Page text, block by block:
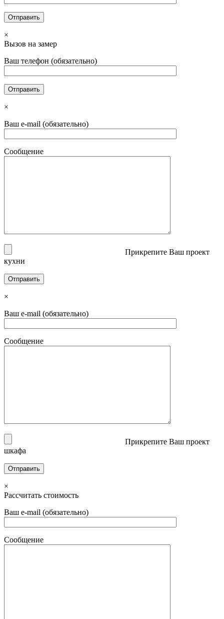
×
Вызов на замер
Ваш телефон (обязательно)
×
Ваш e-mail (обязательно)
Сообщение
Прикрепите Ваш проект
кухни
×
Ваш e-mail (обязательно)
Сообщение
Прикрепите Ваш проект
шкафа
×
Рассчитать стоимость
Ваш e-mail (обязательно)
Сообщение